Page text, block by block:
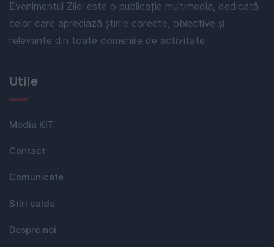
Evenimentul Zilei este o publicație multimedia, dedicată
celor care apreciază știrile corecte, obiective și
relevante din toate domeniile de activitate
Utile
Media KIT
Contact
Comunicate
Stiri calde
Despre noi